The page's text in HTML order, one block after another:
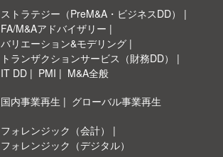
ストラテジー（PreM&A・ビジネスDD）
FA/M&Aアドバイザリー
バリエーション&モデリング
トランザクションサービス（財務DD）
IT DD
PMI
M&A全般
国内事業再生 グローバル事業再生
フォレンジック（会計）
フォレンジック（デジタル）